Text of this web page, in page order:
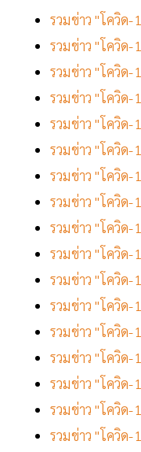
รวมข่าว "โควิด
รวมข่าว "โควิด
รวมข่าว "โควิด
รวมข่าว "โควิด
รวมข่าว "โควิด
รวมข่าว "โควิด
รวมข่าว "โควิด
รวมข่าว "โควิด
รวมข่าว "โควิด
รวมข่าว "โควิด
รวมข่าว "โควิด
รวมข่าว "โควิด
รวมข่าว "โควิด
รวมข่าว "โควิด
รวมข่าว "โควิด
รวมข่าว "โควิด
รวมข่าว "โควิด